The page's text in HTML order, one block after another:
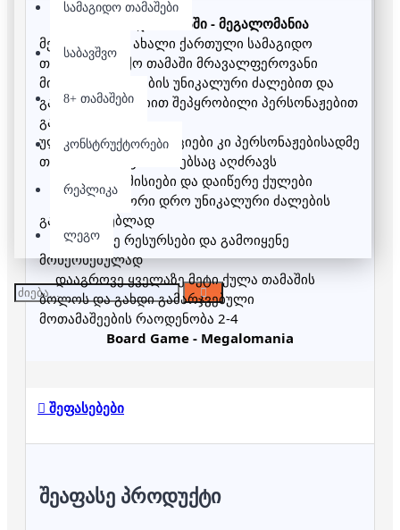
სამაგიდო თამაშები
საბავშვო
8+ თამაშები
კონსტრუქტორები
რეპლიკა
ლეგო
სამაგიდო თამაში - მეგალომანია
მეგალომანია ახალი ქართული სამაგიდო
თამაში.საბანქო თამაში მრავალფეროვანი
მისიებით, კარტების უნიკალური ძალებით და
განდიდების მანიით შეპყრობილი პერსონაჟებით
გაგანებივრებთ
ულამაზესი ილუსტრაციები კი პერსონაჟებისადმე
თქვენ პირად გრძნობებსაც აღძრავს
შეასრულე მისიები და დაიწერე ქულები
შეარჩიე სწორი დრო უნიკალური ძალების
გამოსაყენებლად
შეაგროვე რესურსები და გამოიყენე
მოხერხებულად
დააგროვე ყველაზე მეტი ქულა თამაშის
ბოლოს და გახდი გამარჯვებული
მოთამაშეების რაოდენობა 2-4
Board Game - Megalomania
შეფასებები
ᲨᲔᲐᲤᲐᲡᲔ ᲞᲠᲝᲓᲣᲥᲢᲘ